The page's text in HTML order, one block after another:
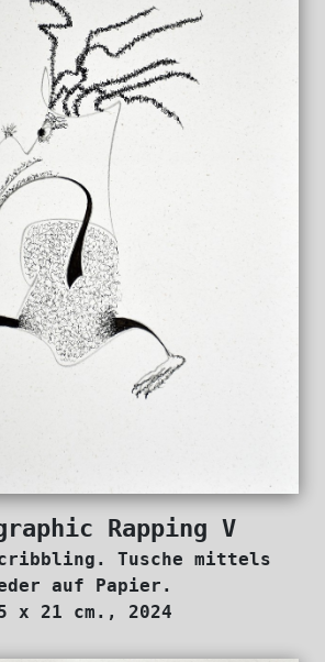
Rapping V
Tusche mittels
auf Papier.
x 21 cm., 2024